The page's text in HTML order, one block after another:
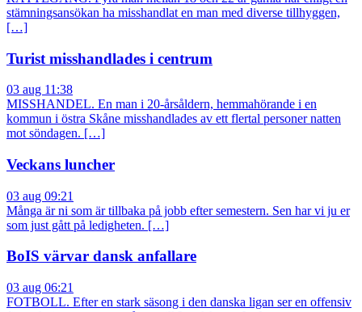
stämningsansökan ha misshandlat en man med diverse tillhyggen,
[…]
Turist misshandlades i centrum
03 aug 11:38
MISSHANDEL. En man i 20-årsåldern, hemmahörande i en
kommun i östra Skåne misshandlades av ett flertal personer natten
mot söndagen. […]
Veckans luncher
03 aug 09:21
Många är ni som är tillbaka på jobb efter semestern. Sen har vi ju er
som just gått på ledigheten. […]
BoIS värvar dansk anfallare
03 aug 06:21
FOTBOLL. Efter en stark säsong i den danska ligan ser en offensiv